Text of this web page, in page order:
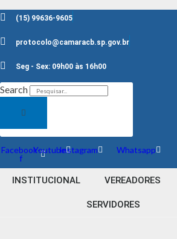
(15) 99636-9605
protocolo@camaracb.sp.gov.br
Seg - Sex: 09h00 às 16h00
Search
Facebook-
f
YoutubeInstagram Whatsapp
INSTITUCIONAL VEREADORES
SERVIDORES